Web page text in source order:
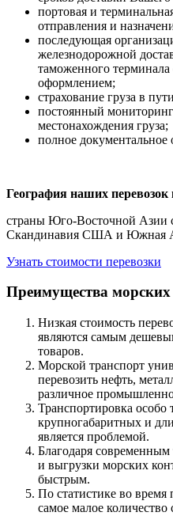
портовая и
отправления и
последующая
железнодорожной
таможенного
оформлением;
страхование груза в
постоянный
местонахождения груза;
полное
География наших
cтраны Юго-Восточной Азии
Скандинавия США и Южная
Узнать стоимости перевозки
Преимущества морских
Низкая стоимость
являются самым
товаров.
Морской транспорт
перевозить нефть,
различное
Транспортировка особо
крупногабаритных и
является проблемой.
Благодаря современным
и выгрузки морских
быстрым.
По статистике во время
самое малое количество